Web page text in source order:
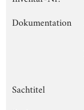
Dokumentation
Sachtitel